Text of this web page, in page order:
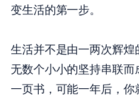
变生活的第一步。
生活并不是由一两次辉煌
无数个小小的坚持串联
一页书，可能一年后，